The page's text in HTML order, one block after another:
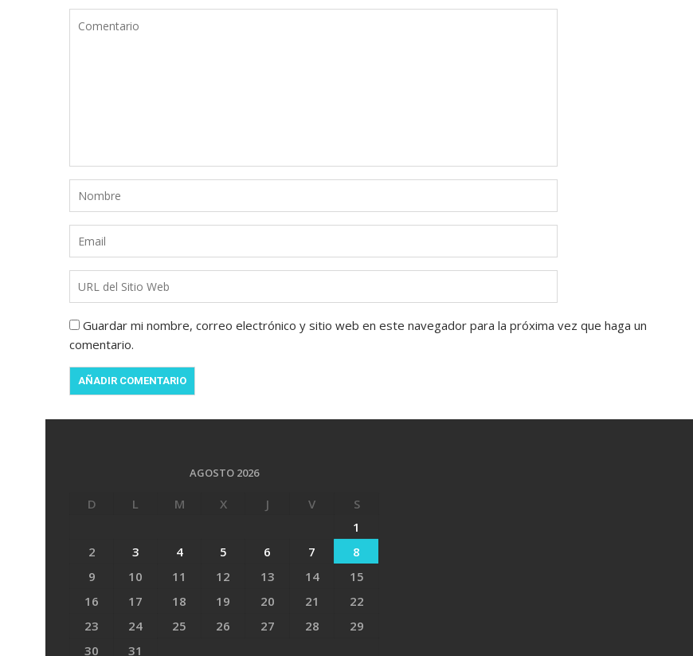
Guardar mi nombre, correo electrónico y sitio web en este navegador para la próxima vez que haga un
comentario.
AGOSTO 2026
D L M X J V
S
1
2
3 4 5 6 7
8
9
10 11 12 13 14
15
16
17 18 19 20 21
22
23
24 25 26 27 28
29
30
31